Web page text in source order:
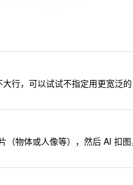
行，可以试试不指定用更宽泛
（物体或人像等），然后 AI 扣